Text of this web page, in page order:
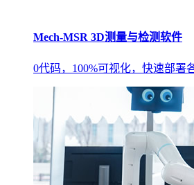
Mech-MSR 3D测量与检测软件
0代码，100%可视化，快速部署